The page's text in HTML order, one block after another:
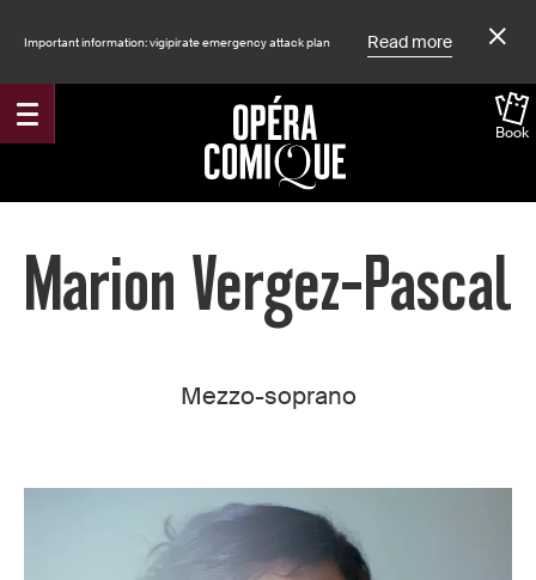
Important information: vigipirate emergency attack plan Read more
Book
Accueil
Marion Vergez-Pascal
Mezzo-soprano